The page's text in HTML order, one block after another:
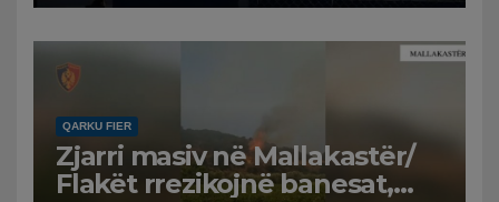
QARKU FIER
Zjarri masiv në Mallakastër/
Flakët rrezikojnë banesat,